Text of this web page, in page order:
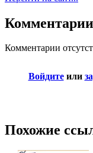
Комментарии
Комментарии
Войдитеили
Похожие